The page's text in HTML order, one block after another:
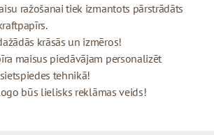
ražošanai tiek izmantots pārstrādāts
krāsās un izmēros!
maisus piedāvājam personalizēt
tehnikā!
būs lielisks reklāmas veids!